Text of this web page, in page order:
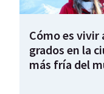
Cómo es vivir
grados en la
más fría del